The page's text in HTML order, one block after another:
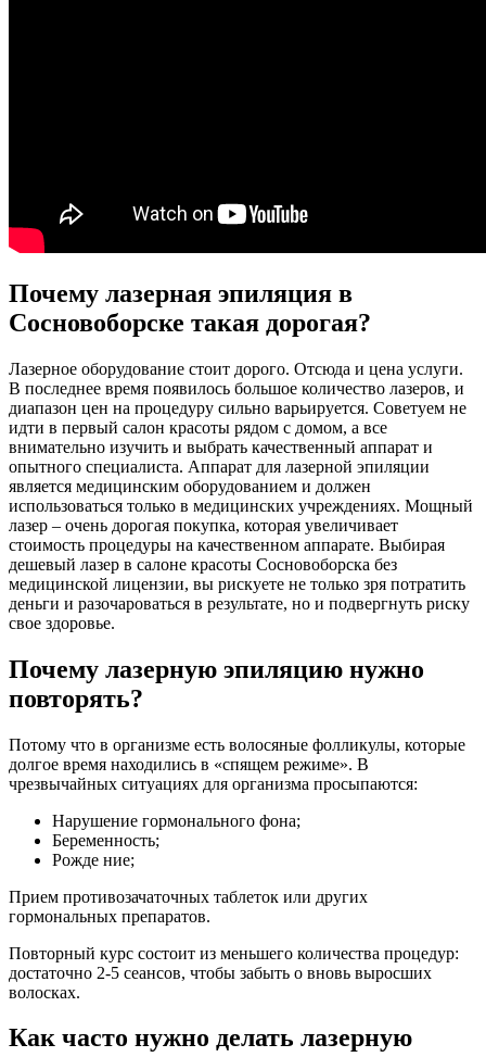
Почему лазерная эпиляция в
Сосновоборске такая дорогая?
Лазерное оборудование стоит дорого. Отсюда и цена услуги.
В последнее время появилось большое количество лазеров, и
диапазон цен на процедуру сильно варьируется. Советуем не
идти в первый салон красоты рядом с домом, а все
внимательно изучить и выбрать качественный аппарат и
опытного специалиста. Аппарат для лазерной эпиляции
является медицинским оборудованием и должен
использоваться только в медицинских учреждениях. Мощный
лазер – очень дорогая покупка, которая увеличивает
стоимость процедуры на качественном аппарате. Выбирая
дешевый лазер в салоне красоты Сосновоборска без
медицинской лицензии, вы рискуете не только зря потратить
деньги и разочароваться в результате, но и подвергнуть риску
свое здоровье.
Почему лазерную эпиляцию нужно
повторять?
Потому что в организме есть волосяные фолликулы, которые
долгое время находились в «спящем режиме». В
чрезвычайных ситуациях для организма просыпаются:
Нарушение гормонального фона;
Беременность;
Рожде ние;
Прием противозачаточных таблеток или других
гормональных препаратов.
Повторный курс состоит из меньшего количества процедур:
достаточно 2-5 сеансов, чтобы забыть о вновь выросших
волосках.
Как часто нужно делать лазерную